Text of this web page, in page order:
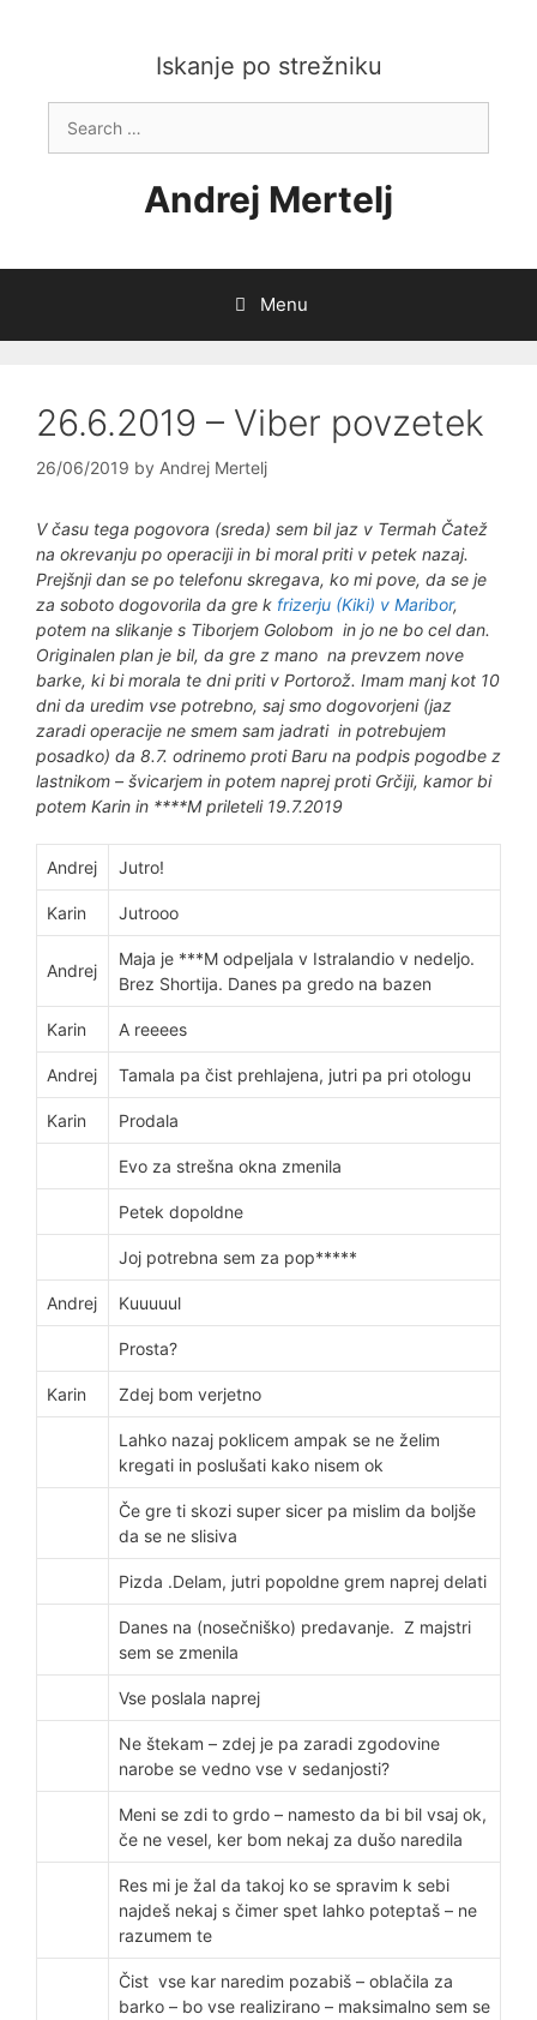
Iskanje po strežniku
for:
Andrej Mertelj
Menu
26.6.2019 – Viber povzetek
26/06/2019 by Andrej Mertelj
V času tega pogovora (sreda) sem bil jaz v Termah Čatež
na okrevanju po operaciji in bi moral priti v petek nazaj.
Prejšnji dan se po telefonu skregava, ko mi pove, da se je
za soboto dogovorila da gre k frizerju (Kiki) v Maribor,
potem na slikanje s Tiborjem Golobom in jo ne bo cel dan.
Originalen plan je bil, da gre z mano na prevzem nove
barke, ki bi morala te dni priti v Portorož. Imam manj kot 10
dni da uredim vse potrebno, saj smo dogovorjeni (jaz
zaradi operacije ne smem sam jadrati in potrebujem
posadko) da 8.7. odrinemo proti Baru na podpis pogodbe z
lastnikom – švicarjem in potem naprej proti Grčiji, kamor bi
potem Karin in ****M prileteli 19.7.2019
Andrej Jutro!
Karin Jutrooo
Andrej
Maja je ***M odpeljala v Istralandio v nedeljo.
Brez Shortija. Danes pa gredo na bazen
Karin A reeees
Andrej Tamala pa čist prehlajena, jutri pa pri otologu
Karin Prodala
Evo za strešna okna zmenila
Petek dopoldne
Joj potrebna sem za pop*****
Andrej Kuuuuul
Prosta?
Karin Zdej bom verjetno
Lahko nazaj poklicem ampak se ne želim
kregati in poslušati kako nisem ok
Če gre ti skozi super sicer pa mislim da boljše
da se ne slisiva
Pizda .Delam, jutri popoldne grem naprej delati
Danes na (nosečniško) predavanje. Z majstri
sem se zmenila
Vse poslala naprej
Ne štekam – zdej je pa zaradi zgodovine
narobe se vedno vse v sedanjosti?
Meni se zdi to grdo – namesto da bi bil vsaj ok,
če ne vesel, ker bom nekaj za dušo naredila
Res mi je žal da takoj ko se spravim k sebi
najdeš nekaj s čimer spet lahko poteptaš – ne
razumem te
Čist vse kar naredim pozabiš – oblačila za
barko – bo vse realizirano – maksimalno sem se